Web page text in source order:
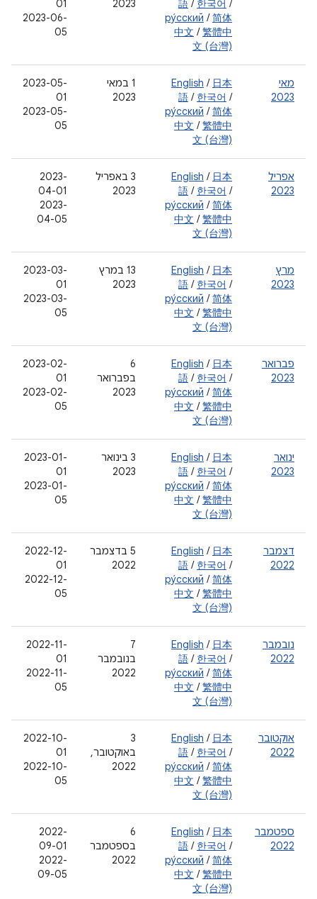
語 / 한국어 /
ру́сский /简体
中文 /繁體中
文 (台灣)
2023
01
2023-06-
05
מאי
2023
English / 日本
語 / 한국어 /
ру́сский /简体
中文 /繁體中
文 (台灣)
‫1 במאי
2023
2023-05-
01
2023-05-
05
אפריל
2023
English / 日本
語 / 한국어 /
ру́сский /简体
中文 /繁體中
文 (台灣)
‫3 באפריל
2023
2023-
04-01
2023-
04-05
מרץ
2023
English / 日本
語 / 한국어 /
ру́сский /简体
中文 /繁體中
文 (台灣)
‫13 במרץ
2023
‫2023-03-
01
‫2023-03-
05
פברואר
2023
English / 日本
語 / 한국어 /
ру́сский /简体
中文 /繁體中
文 (台灣)
‫6
בפברואר
2023
2023-02-
01
2023-02-
05
ינואר
2023
English / 日本
語 / 한국어 /
ру́сский /简体
中文 /繁體中
文 (台灣)
‫3 בינואר
2023
2023-01-
01
2023-01-
05
דצמבר
2022
English / 日本
語 / 한국어 /
ру́сский /简体
中文 /繁體中
文 (台灣)
‫5 בדצמבר
2022
2022-12-
01
2022-12-
05
נובמבר
2022
English / 日本
語 / 한국어 /
ру́сский /简体
中文 /繁體中
文 (台灣)
‫7
בנובמבר
2022
2022-11-
01
2022-11-
05
אוקטובר
2022
English / 日本
語 / 한국어 /
ру́сский /简体
中文 /繁體中
文 (台灣)
3
באוקטובר,
2022
‫2022-10-
01
2022-10-
05
ספטמבר
2022
English / 日本
語 / 한국어 /
ру́сский /简体
中文 /繁體中
文 (台灣)
‫6
בספטמבר
2022
‫2022-
09-01
‫2022-
09-05